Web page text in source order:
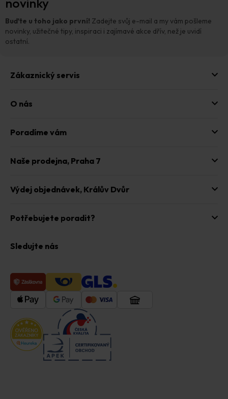
Buďte u toho jako první! Zadejte svůj e-mail a my vám pošleme
novinky, užitečné tipy, inspiraci i zajímavé akce dřív, než je uvidí
ostatní.
Zákaznický servis
O nás
Poradíme vám
Naše prodejna, Praha 7
Výdej objednávek, Králův Dvůr
Potřebujete poradit?
Sledujte nás